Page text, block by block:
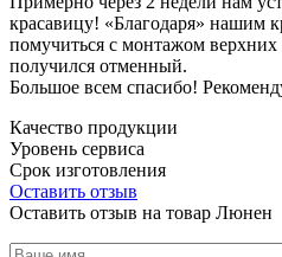
красавицу! «Благодаря» нашим
помучиться с монтажом верхних
получился отменный.
Большое всем спасибо!
Качество продукции
Уровень сервиса
Срок изготовления
Оставить отзыв
Оставить отзыв на товар Люнен